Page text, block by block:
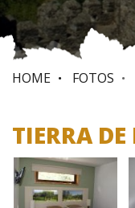
HOME FOTOS
TIERRA